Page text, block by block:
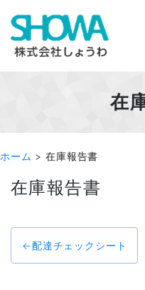
Skip
content
在
ホーム >在庫報告書
在庫報告書
投
稿
ナ
配達チェックシート